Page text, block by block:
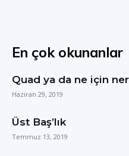
En çok okunanlar
Quad ya da ne için
Haziran 29, 2019
Üst Baş’lık
Temmuz 13, 2019